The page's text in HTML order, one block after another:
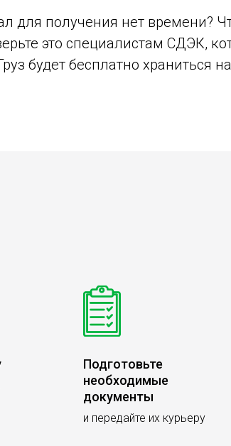
для получения нет времени?
это специалистам СДЭК,
будет бесплатно храниться
Подготовьте
необходимые
документы
и передайте их курьеру